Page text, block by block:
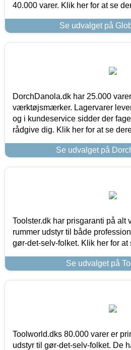
40.000 varer. Klik her for at se
Se udvalget på
DorchDanola.dk har 25.000
værktøjsmærker. Lagervarer
og i kundeservice sidder der
rådgive dig. Klik her for at se
Se udvalget på
Toolster.dk har prisgaranti på alt
rummer udstyr til både
gør-det-selv-folket. Klik her for at
Se udvalget på
Toolworld.dks 80.000 varer er
udstyr til gør-det-selv-folket. De